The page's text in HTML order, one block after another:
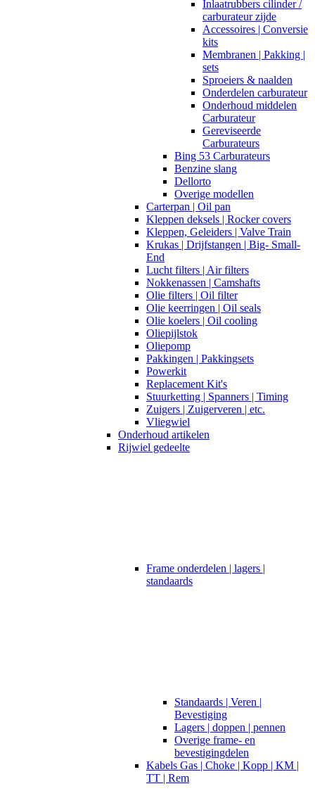
Inlaatrubbers cilinder /
carburateur zijde
Accessoires | Conversie
kits
Membranen | Pakking |
sets
Sproeiers & naalden
Onderdelen carburateur
Onderhoud middelen
Carburateur
Gereviseerde
Carburateurs
Bing 53 Carburateurs
Benzine slang
Dellorto
Overige modellen
Carterpan | Oil pan
Kleppen deksels | Rocker covers
Kleppen, Geleiders | Valve Train
Krukas | Drijfstangen | Big- Small-
End
Lucht filters | Air filters
Nokkenassen | Camshafts
Olie filters | Oil filter
Olie keerringen | Oil seals
Olie koelers | Oil cooling
Oliepijlstok
Oliepomp
Pakkingen | Pakkingsets
Powerkit
Replacement Kit's
Stuurketting | Spanners | Timing
Zuigers | Zuigerveren | etc.
Vliegwiel
Onderhoud artikelen
Rijwiel gedeelte
Frame onderdelen | lagers |
standaards
Standaards | Veren |
Bevestiging
Lagers | doppen | pennen
Overige frame- en
bevestigingdelen
Kabels Gas | Choke | Kopp | KM |
TT | Rem